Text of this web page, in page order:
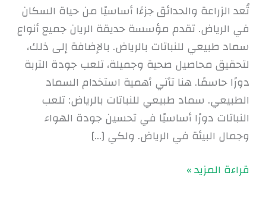
تُعد الزراعة والحدائق جزءًا أساسيًا من حياة السكان
في الرياض. تقدم مؤسسة حديقة الريان جميع أنواع
سماد طبيعي للنباتات بالرياض. بالإضافة إلى ذلك،
لتحقيق محاصيل صحية وجميلة، تلعب جودة التربة
دورًا حاسمًا. هنا تأتي أهمية استخدام السماد
الطبيعي. سماد طبيعي للنباتات بالرياض: تلعب
النباتات دورًا أساسيًا في تحسين جودة الهواء
وجمال البيئة في الرياض. ولكي […]
قراءة المزيد »